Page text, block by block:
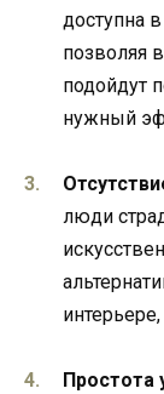
доступна
позволяя
подойдут
нужный
люди
Простота